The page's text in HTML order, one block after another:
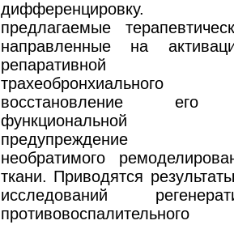
дифференцировку.
предлагаемые
направленные на
репаративной
восстановление его
функциональной
предупреждение
необратимого
ткани. Приводятся
исследований